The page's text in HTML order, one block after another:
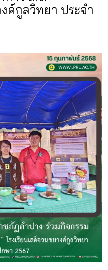
งค์กูลวิทยา ประจำ